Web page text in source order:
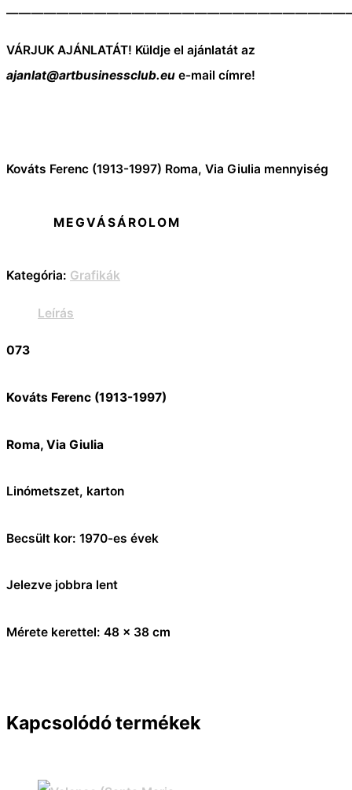
VÁRJUK AJÁNLATÁT! Küldje el ajánlatát az
ajanlat@artbusinessclub.eu e-mail címre!
Kováts Ferenc (1913-1997) Roma, Via Giulia mennyiség
MEGVÁSÁROLOM
Kategória: Grafikák
Leírás
073
Kováts Ferenc (1913-1997)
Roma, Via Giulia
Linómetszet, karton
Becsült kor: 1970-es évek
Jelezve jobbra lent
Mérete kerettel: 48 x 38 cm
Kapcsolódó termékek